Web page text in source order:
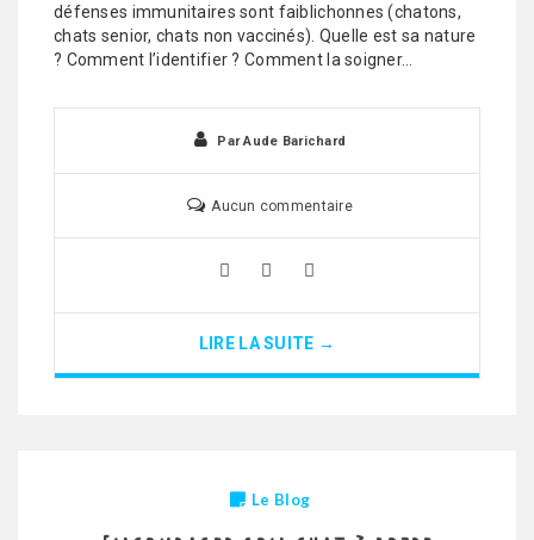
défenses immunitaires sont faiblichonnes (chatons,
chats senior, chats non vaccinés). Quelle est sa nature
? Comment l’identifier ? Comment la soigner…
ParAude Barichard
Aucun commentaire
LIRE LA SUITE →
Le Blog